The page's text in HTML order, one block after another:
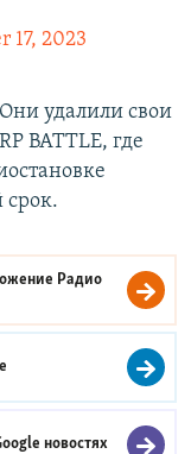
17, 2023
удалили свои
BATTLE, где
срок.
Радио
новостях